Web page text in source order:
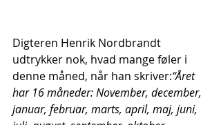
Digteren Henrik Nordbrandt
udtrykker nok, hvad mange føler i
denne måned, når han skriver:“Året
har 16 måneder: November, december,
januar, februar, marts, april, maj, juni,